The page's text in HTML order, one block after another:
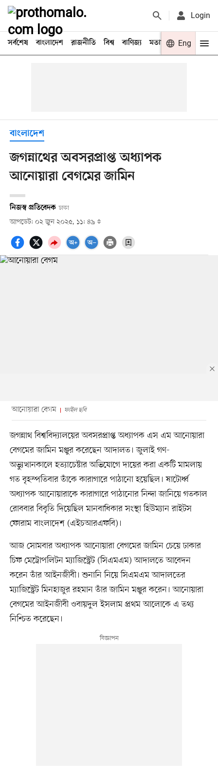
Login
সর্বশেষ বাংলাদেশ রাজনীতি বিশ্ব বাণিজ্য মতামত খেলা
Eng
বাংলাদেশ
জগন্নাথের অবসরপ্রাপ্ত অধ্যাপক
আনোয়ারা বেগমের জামিন
নিজস্ব প্রতিবেদক ঢাকা
আপডেট: ০২ জুন ২০২৫, ১১: ৪৯
আনোয়ারা বেগম ফাইল ছবি
জগন্নাথ বিশ্ববিদ্যালয়ের অবসরপ্রাপ্ত অধ্যাপক এস এম আনোয়ারা
বেগমের জামিন মঞ্জুর করেছেন আদালত। জুলাই গণ-
অভ্যুত্থানকালে হত্যাচেষ্টার অভিযোগে দায়ের করা একটি মামলায়
গত বৃহস্পতিবার তাঁকে কারাগারে পাঠানো হয়েছিল। ষাটোর্ধ্ব
অধ্যাপক আনোয়ারাকে কারাগারে পাঠানোর নিন্দা জানিয়ে গতকাল
রোববার বিবৃতি দিয়েছিল মানবাধিকার সংস্থা হিউম্যান রাইটস
ফোরাম বাংলাদেশ (এইচআরএফবি)।
আজ সোমবার অধ্যাপক আনোয়ারা বেগমের জামিন চেয়ে ঢাকার
চিফ মেট্রোপলিটন ম্যাজিস্ট্রেট (সিএমএম) আদালতে আবেদন
করেন তাঁর আইনজীবী। শুনানি নিয়ে সিএমএম আদালতের
ম্যাজিস্ট্রেট মিনহাজুর রহমান তাঁর জামিন মঞ্জুর করেন। আনোয়ারা
বেগমের আইনজীবী ওবায়দুল ইসলাম প্রথম আলোকে এ তথ্য
নিশ্চিত করেছেন।